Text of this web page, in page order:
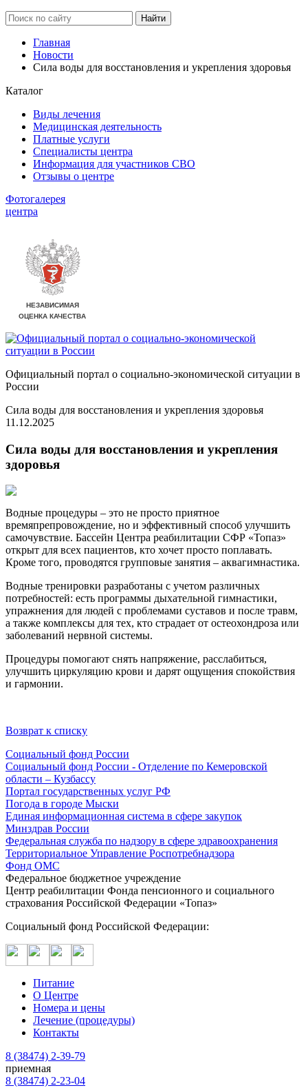
Главная
Новости
Сила воды для восстановления и укрепления здоровья
Каталог
Виды лечения
Медицинская деятельность
Платные услуги
Специалисты центра
Информация для участников СВО
Отзывы о центре
Фотогалерея
центра
Официальный портал о социально-экономической ситуации в
России
Сила воды для восстановления и укрепления здоровья
11.12.2025
Сила воды для восстановления и укрепления
здоровья
Водные процедуры – это не просто приятное
времяпрепровождение, но и эффективный способ улучшить
самочувствие. Бассейн Центра реабилитации СФР «Топаз»
открыт для всех пациентов, кто хочет просто поплавать.
Кроме того, проводятся групповые занятия – аквагимнастика.
Водные тренировки разработаны с учетом различных
потребностей: есть программы дыхательной гимнастики,
упражнения для людей с проблемами суставов и после травм,
а также комплексы для тех, кто страдает от остеохондроза или
заболеваний нервной системы.
Процедуры помогают снять напряжение, расслабиться,
улучшить циркуляцию крови и дарят ощущения спокойствия
и гармонии.
Возврат к списку
Социальный фонд России
Социальный фонд России - Отделение по Кемеровской
области – Кузбассу
Портал государственных услуг РФ
Погода в городе Мыски
Единая информационная система в сфере закупок
Минздрав России
Федеральная служба по надзору в сфере здравоохранения
Территориальное Управление Роспотребнадзора
Фонд ОМС
Федеральное бюджетное учреждение
Центр реабилитации Фонда пенсионного и социального
страхования Российской Федерации «Топаз»
Социальный фонд Российской Федерации:
Питание
О Центре
Номера и цены
Лечение (процедуры)
Контакты
8 (38474) 2-39-79
приемная
8 (38474) 2-23-04